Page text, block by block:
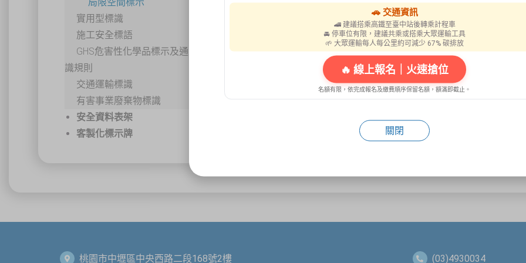
實用型標識
施工安全標語
GHS危害性化學品標示及通
識規則
交通運輸標識
有害事業廢棄物標識
安全資料表架
客製化標示牌
桃園市中壢區中央西路二段168號2樓 (03)4930034
🚗 交通資訊
🚄 建議搭乘高鐵至臺中站後轉乘計程車
🚘 停車位有限，建議共乘或搭乘大眾運輸工具
🌱 大眾運輸每人每公里約可減少 67% 碳排放
🔥 線上報名｜火速搶位
名額有限，依完成報名及繳費順序保留名額，額滿即截止。
關閉